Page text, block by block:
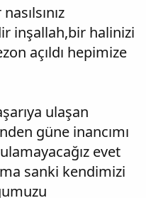
inşallah,bir halinizi
açıldı hepimize
ulaşan
güne inancımı
evet
sanki kendimizi